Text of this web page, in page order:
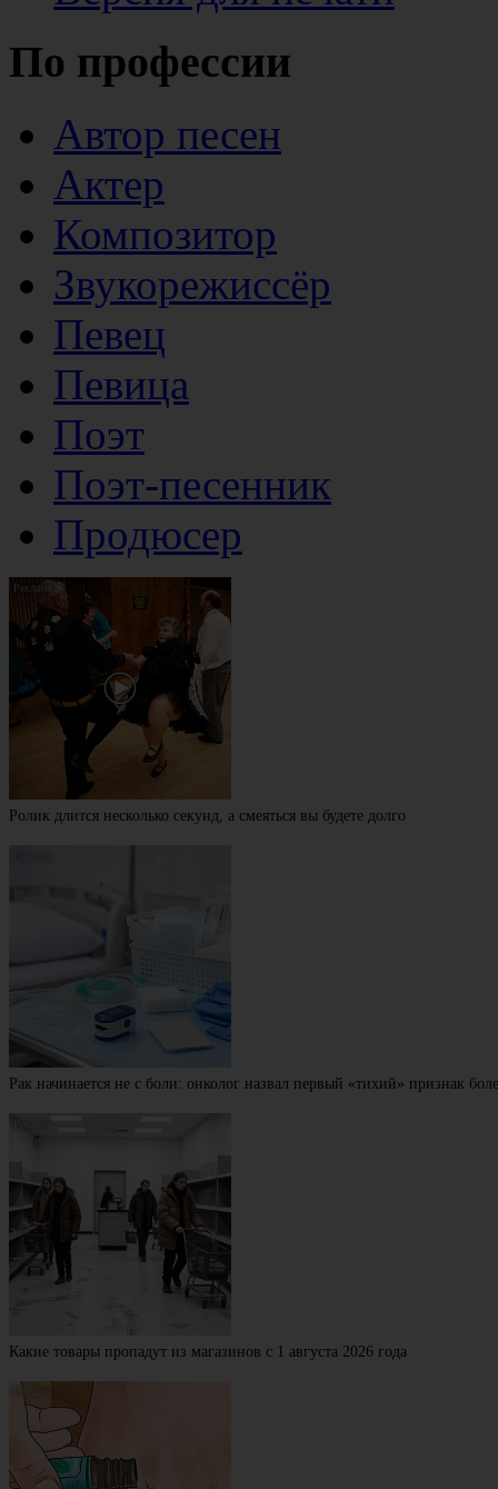
По профессии
Автор песен
Актер
Композитор
Звукорежиссёр
Певец
Певица
Поэт
Поэт-песенник
Продюсер
Ролик длится несколько секунд, а смеяться вы будете долго
Рак начинается не с боли: онколог назвал первый «тихий» признак
Какие товары пропадут из магазинов с 1 августа 2026 года